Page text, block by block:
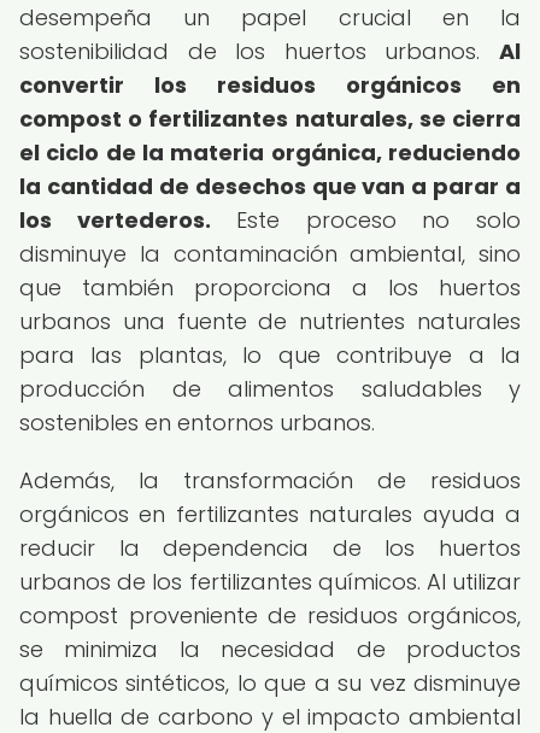
desempeña un papel crucial en la
sostenibilidad de los huertos urbanos. Al
convertir los residuos orgánicos en
compost o fertilizantes naturales, se cierra
el ciclo de la materia orgánica, reduciendo
la cantidad de desechos que van a parar a
los vertederos. Este proceso no solo
disminuye la contaminación ambiental, sino
que también proporciona a los huertos
urbanos una fuente de nutrientes naturales
para las plantas, lo que contribuye a la
producción de alimentos saludables y
sostenibles en entornos urbanos.
Además, la transformación de residuos
orgánicos en fertilizantes naturales ayuda a
reducir la dependencia de los huertos
urbanos de los fertilizantes químicos. Al utilizar
compost proveniente de residuos orgánicos,
se minimiza la necesidad de productos
químicos sintéticos, lo que a su vez disminuye
la huella de carbono y el impacto ambiental